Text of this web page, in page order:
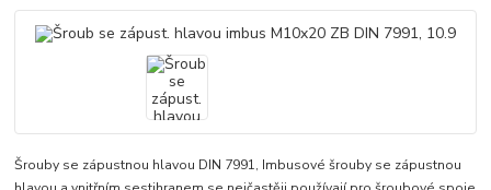
Šrouby se zápustnou hlavou DIN 7991, Imbusové šrouby se zápustnou